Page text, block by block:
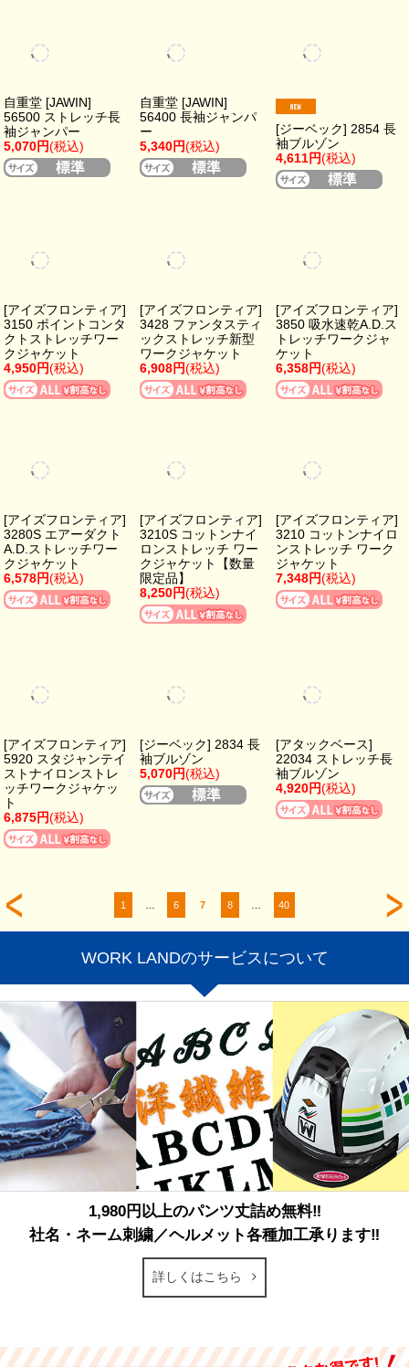
A.D.ストレッチワー
クジャケット
6,578円 (税込)
[アイズフロンティア]
3210S コットンナイ
ロンストレッチ ワー
[アイズフロンティア]
3210 コットンナイロ
ンストレッチ ワーク
ジャケット
[アイズフロンティア]
5920 スタジャンテイ
ストナイロンストレ
[ジーベック] 2834 長
袖ブルゾン
5,070円(税込)
[アタックベース]
22034 ストレッチ長
袖ブルゾン
1 … 6 7 … 40
WORK LANDのサービスについて
1,980円以上のパンツ丈詰め無料‼
詳しくはこちら
会員登録でお得なサービスが受けれます‼
①一部商品がお得な会員価格でのご提供！
②メルマガでセールやキャンペーン情報をお知らせ！
詳しくはこちら